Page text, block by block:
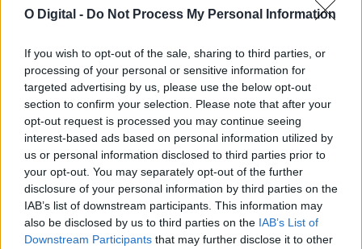
O Digital - Do Not Process My Personal Information
If you wish to opt-out of the sale, sharing to third parties, or
processing of your personal or sensitive information for
targeted advertising by us, please use the below opt-out
section to confirm your selection. Please note that after your
opt-out request is processed you may continue seeing
interest-based ads based on personal information utilized by
us or personal information disclosed to third parties prior to
your opt-out. You may separately opt-out of the further
disclosure of your personal information by third parties on the
IAB’s list of downstream participants. This information may
also be disclosed by us to third parties on the IAB’s List of
Downstream Participants that may further disclose it to other
Presidenciais: Dois em cada cinco alentejanos não exerceram
o direito de voto
A abstenção nas eleições presidenciais no Alentejo ultrapassou
os 40%, com mais de 160...
20 Janeiro, 2026 - 13:00